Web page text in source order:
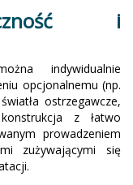
i
indywidualnie
opcjonalnemu (np.
ostrzegawcze,
z łatwo
prowadzeniem
zużywającymi się